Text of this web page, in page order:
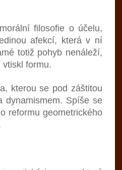
filosofie o účelu,
afekcí, která v ní
totiž pohyb nenáleží,
formu.
kterou se pod záštitou
dynamismem. Spíše se
reformu geometrického